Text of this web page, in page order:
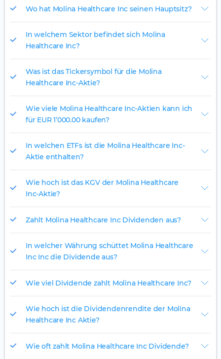
Wo hat Molina Healthcare Inc seinen Hauptsitz?
In welchem Sektor befindet sich Molina
Healthcare Inc?
Was ist das Tickersymbol für die Molina
Healthcare Inc-Aktie?
Wie viele Molina Healthcare Inc-Aktien kann ich
für EUR 1’000.00 kaufen?
In welchen ETFs ist die Molina Healthcare Inc-
Aktie enthalten?
Wie hoch ist das KGV der Molina Healthcare
Inc-Aktie?
Zahlt Molina Healthcare Inc Dividenden aus?
In welcher Währung schüttet Molina Healthcare
Inc Inc die Dividende aus?
Wie viel Dividende zahlt Molina Healthcare Inc?
Wie hoch ist die Dividendenrendite der Molina
Healthcare Inc Aktie?
Wie oft zahlt Molina Healthcare Inc Dividende?